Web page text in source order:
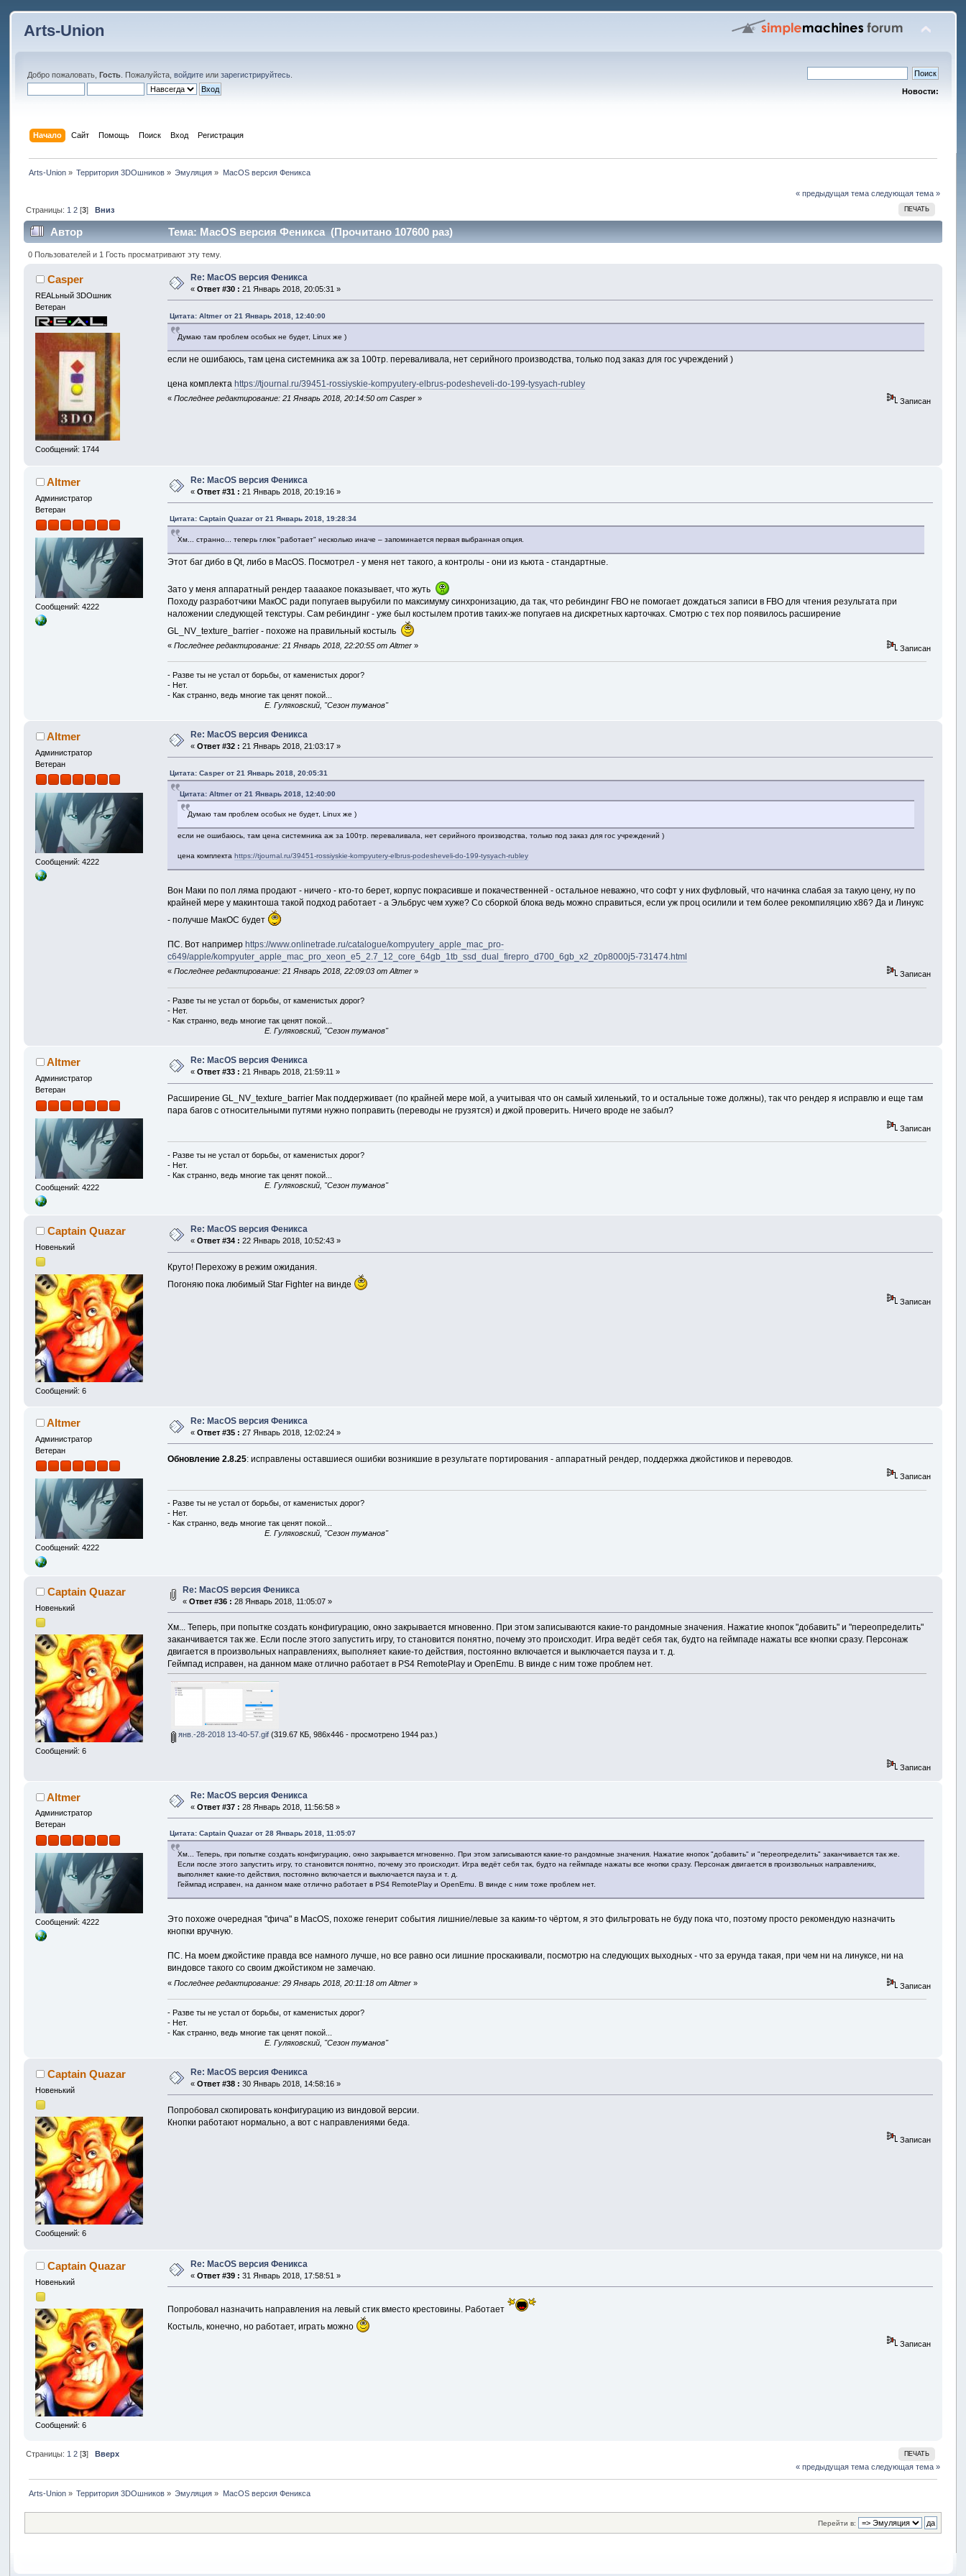
Arts-Union
Добро пожаловать,Гость . Пожалуйста,войдите илизарегистрируйтесь
Новости:
Начало Сайт Помощь Поиск Вход Регистрация
Arts-Union» Территория 3DOшников » Эмуляция » MacOS версия Феникса
« предыдущая тема следующая тема »
ПЕЧАТЬ
Страницы: 1 2[3] Вниз
Автор Тема: MacOS версия Феникса (Прочитано 107600 раз)
0 Пользователей и 1 Гость просматривают эту тему.
Casper
REALьный 3DOшник
Ветеран
Сообщений: 1744
Re: MacOS версия Феникса
«Ответ #30 : 21 Январь 2018, 20:05:31 »
Цитата: Altmer от 21 Январь 2018, 12:40:00
Думаю там проблем особых не будет, Linux же )
если не ошибаюсь, там цена системника аж за 100тр. переваливала, нет серийного производства, только под заказ для гос учреждений )
цена комплектаhttps://tjournal.ru/39451-rossiyskie-kompyutery-elbrus-podesheveli-do-199-tysyach-rubley
«Последнее редактирование: 21 Январь 2018, 20:14:50 от Casper » Записан
Altmer
Администратор
Ветеран
Сообщений: 4222
Re: MacOS версия Феникса
«Ответ #31 : 21 Январь 2018, 20:19:16 »
Цитата: Captain Quazar от 21 Январь 2018, 19:28:34
Хм... странно... теперь глюк "работает" несколько иначе – запоминается первая выбранная опция.
Этот баг дибо в Qt, либо в MacOS. Посмотрел - у меня нет такого, а контролы - они из кьюта - стандартные.
Зато у меня аппаратный рендер таааакое показывает, что жуть
Походу разработчики МакОС ради попугаев вырубили по максимуму синхронизацию, да так, что ребиндинг FBO не помогает дождаться записи в FBO для чтения результата при
наложении следующей текстуры. Сам ребиндинг - уже был костылем против таких-же попугаев на дискретных карточках. Смотрю с тех пор появилось расширение
GL_NV_texture_barrier - похоже на правильный костыль
«Последнее редактирование: 21 Январь 2018, 22:20:55 от Altmer » Записан
- Разве ты не устал от борьбы, от каменистых дорог?
- Нет.
- Как странно, ведь многие так ценят покой...
E. Гуляковский, "Сезон туманов"
Altmer
Администратор
Ветеран
Сообщений: 4222
Re: MacOS версия Феникса
«Ответ #32 : 21 Январь 2018, 21:03:17 »
Цитата: Casper от 21 Январь 2018, 20:05:31
Цитата: Altmer от 21 Январь 2018, 12:40:00
Думаю там проблем особых не будет, Linux же )
если не ошибаюсь, там цена системника аж за 100тр. переваливала, нет серийного производства, только под заказ для гос учреждений )
цена комплектаhttps://tjournal.ru/39451-rossiyskie-kompyutery-elbrus-podesheveli-do-199-tysyach-rubley
Вон Маки по пол ляма продают - ничего - кто-то берет, корпус покрасивше и покачественней - остальное неважно, что софт у них фуфловый, что начинка слабая за такую цену, ну по
крайней мере у макинтоша такой подход работает - а Эльбрус чем хуже? Со сборкой блока ведь можно справиться, если уж проц осилили и тем более рекомпиляцию х86? Да и Линукс
- получше МакОС будет
ПС. Вот например https://www.onlinetrade.ru/catalogue/kompyutery_apple_mac_pro-
c649/apple/kompyuter_apple_mac_pro_xeon_e5_2.7_12_core_64gb_1tb_ssd_dual_firepro_d700_6gb_x2_z0p8000j5-731474.html
«Последнее редактирование: 21 Январь 2018, 22:09:03 от Altmer » Записан
- Разве ты не устал от борьбы, от каменистых дорог?
- Нет.
- Как странно, ведь многие так ценят покой...
E. Гуляковский, "Сезон туманов"
Altmer
Администратор
Ветеран
Сообщений: 4222
Re: MacOS версия Феникса
«Ответ #33 : 21 Январь 2018, 21:59:11 »
Расширение GL_NV_texture_barrier Мак поддерживает (по крайней мере мой, а учитывая что он самый хиленький, то и остальные тоже должны), так что рендер я исправлю и еще там
пара багов с относительными путями нужно поправить (переводы не грузятся) и джой проверить. Ничего вроде не забыл?
Записан
- Разве ты не устал от борьбы, от каменистых дорог?
- Нет.
- Как странно, ведь многие так ценят покой...
E. Гуляковский, "Сезон туманов"
Captain Quazar
Новенький
Сообщений: 6
Re: MacOS версия Феникса
«Ответ #34 : 22 Январь 2018, 10:52:43 »
Круто! Перехожу в режим ожидания.
Погоняю пока любимый Star Fighter на винде
Записан
Altmer
Администратор
Ветеран
Сообщений: 4222
Re: MacOS версия Феникса
«Ответ #35 : 27 Январь 2018, 12:02:24 »
Обновление 2.8.25: исправлены оставшиеся ошибки возникшие в результате портирования - аппаратный рендер, поддержка джойстиков и переводов.
Записан
- Разве ты не устал от борьбы, от каменистых дорог?
- Нет.
- Как странно, ведь многие так ценят покой...
E. Гуляковский, "Сезон туманов"
Captain Quazar
Новенький
Сообщений: 6
Re: MacOS версия Феникса
«Ответ #36 : 28 Январь 2018, 11:05:07 »
Хм... Теперь, при попытке создать конфигурацию, окно закрывается мгновенно. При этом записываются какие-то рандомные значения. Нажатие кнопок "добавить" и "переопределить"
заканчивается так же. Если после этого запустить игру, то становится понятно, почему это происходит. Игра ведёт себя так, будто на геймпаде нажаты все кнопки сразу. Персонаж
двигается в произвольных направлениях, выполняет какие-то действия, постоянно включается и выключается пауза и т. д.
Геймпад исправен, на данном маке отлично работает в PS4 RemotePlay и OpenEmu. В винде с ним тоже проблем нет.
янв.-28-2018 13-40-57.gif (319.67 КБ, 986x446 - просмотрено 1944 раз.)
Записан
Altmer
Администратор
Ветеран
Сообщений: 4222
Re: MacOS версия Феникса
«Ответ #37 : 28 Январь 2018, 11:56:58 »
Цитата: Captain Quazar от 28 Январь 2018, 11:05:07
Хм... Теперь, при попытке создать конфигурацию, окно закрывается мгновенно. При этом записываются какие-то рандомные значения. Нажатие кнопок "добавить" и "переопределить" заканчивается так же.
Если после этого запустить игру, то становится понятно, почему это происходит. Игра ведёт себя так, будто на геймпаде нажаты все кнопки сразу. Персонаж двигается в произвольных направлениях,
выполняет какие-то действия, постоянно включается и выключается пауза и т. д.
Геймпад исправен, на данном маке отлично работает в PS4 RemotePlay и OpenEmu. В винде с ним тоже проблем нет.
Это похоже очередная "фича" в MacOS, похоже генерит события лишние/левые за каким-то чёртом, я это фильтровать не буду пока что, поэтому просто рекомендую назначить
кнопки вручную.
ПС. На моем джойстике правда все намного лучше, но все равно оси лишние проскакивали, посмотрю на следующих выходных - что за ерунда такая, при чем ни на линуксе, ни на
виндовсе такого со своим джойстиком не замечаю.
«Последнее редактирование: 29 Январь 2018, 20:11:18 от Altmer » Записан
- Разве ты не устал от борьбы, от каменистых дорог?
- Нет.
- Как странно, ведь многие так ценят покой...
E. Гуляковский, "Сезон туманов"
Captain Quazar
Новенький
Сообщений: 6
Re: MacOS версия Феникса
«Ответ #38 : 30 Январь 2018, 14:58:16 »
Попробовал скопировать конфигурацию из виндовой версии.
Кнопки работают нормально, а вот с направлениями беда.
Записан
Captain Quazar
Новенький
Сообщений: 6
Re: MacOS версия Феникса
«Ответ #39 : 31 Январь 2018, 17:58:51 »
Попробовал назначить направления на левый стик вместо крестовины. Работает
Костыль, конечно, но работает, играть можно
Записан
ПЕЧАТЬ
Страницы: 1 2[3]
Вверх
« предыдущая тема следующая тема »
Arts-Union» Территория 3DOшников » Эмуляция » MacOS версия Феникса
Перейти в: